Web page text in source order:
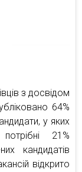
з досвідом
64%
у яких
21%
кандидатів
відкрито